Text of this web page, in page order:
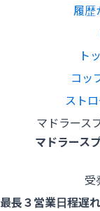
履歴
ト
コッ
スト
マドラース
マドラース
受
最長３営業日程遅